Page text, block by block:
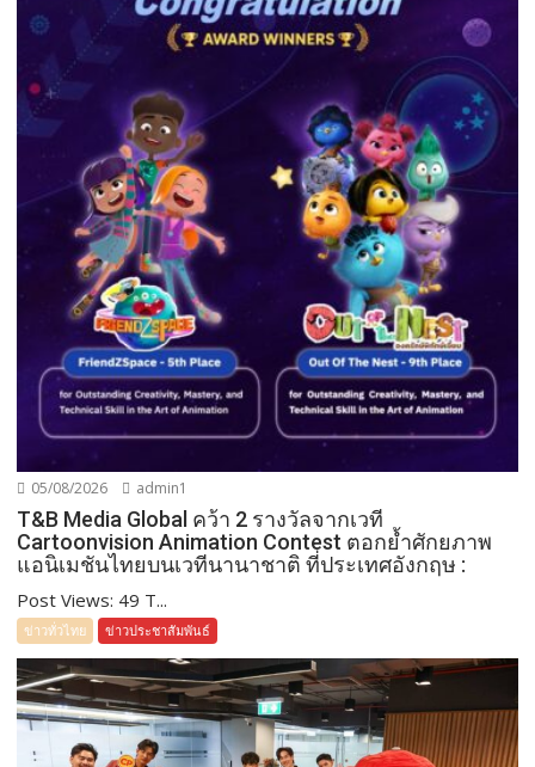
05/08/2026 admin1
T&B Media Global คว้า 2 รางวัลจากเวที
Cartoonvision Animation Contest ตอกย้ำศักยภาพ
แอนิเมชันไทยบนเวทีนานาชาติ ที่ประเทศอังกฤษ :
Post Views: 49 T...
ข่าวทั่วไทย ข่าวประชาสัมพันธ์